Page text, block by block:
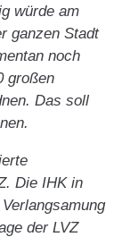
würde am
ganzen Stadt
noch
großen
Das soll
Die IHK in
der LVZ